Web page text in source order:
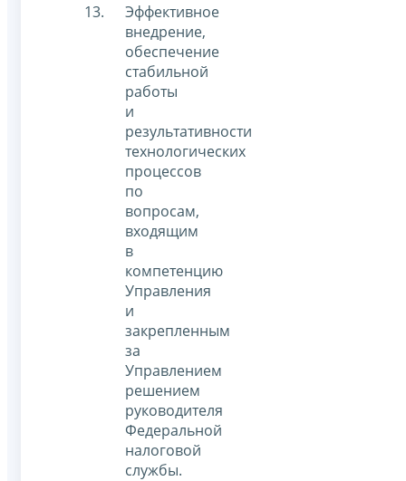
Эффективное
внедрение,
обеспечение
стабильной
работы
и
результативности
технологических
процессов
по
вопросам,
входящим
в
компетенцию
Управления
и
закрепленным
за
Управлением
решением
руководителя
Федеральной
налоговой
службы.